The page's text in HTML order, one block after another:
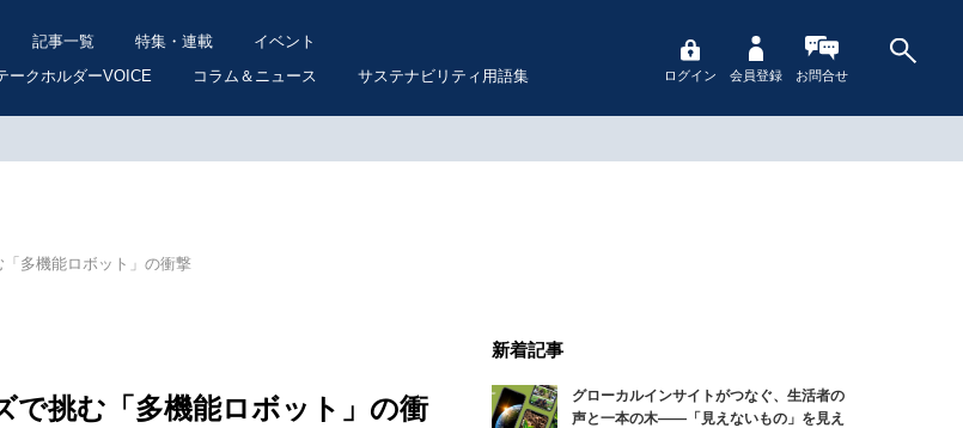
記事一覧 特集・連載
イベント
ークホルダーVOICE コラム＆ニュース サステナビリティ用語集 ログイン 会員登録 お問合せ
多機能ロボット」の衝撃
で挑む「多機能ロボット」の衝
新着記事
グローカルインサイトがつなぐ、生活者の
声と一本の木――「見えないもの」を見え